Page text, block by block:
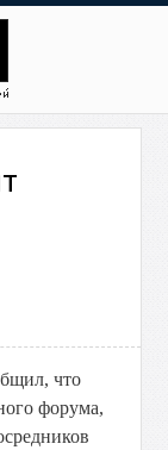
что
форума,